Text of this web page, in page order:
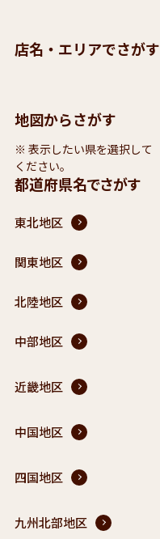
店名・エリアでさがす
地図からさがす
※ 表示したい県を選択して
ください。
都道府県名でさがす
東北地区
関東地区
北陸地区
中部地区
近畿地区
中国地区
四国地区
九州北部地区